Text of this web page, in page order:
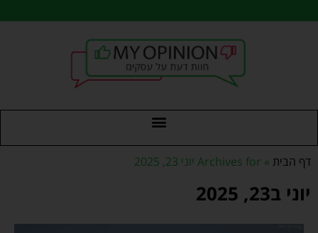
דף הבית » Archives for יוני 23, 2025
יוני ב23, 2025